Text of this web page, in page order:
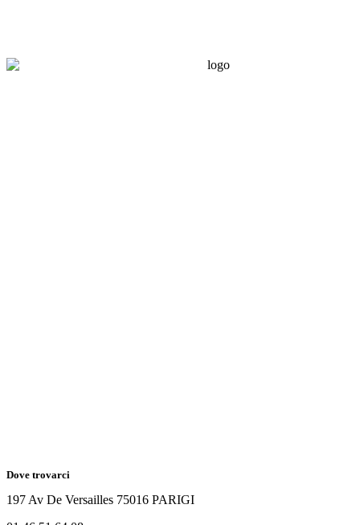
Dove trovarci
197 Av De Versailles 75016 PARIGI